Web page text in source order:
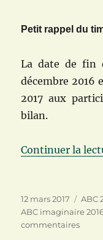
Petit rappel du
La date de fin
décembre 2016
2017 aux
bilan.
Continuer la
Publié
le
12 mars 2017 ABC
ABC imaginaire
commentairessur